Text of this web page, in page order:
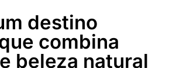
destino
combina
beleza natural